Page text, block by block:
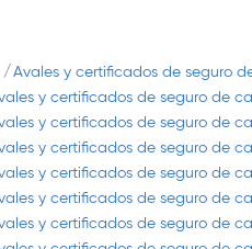
Avales y certificados de seguro
y certificados de seguro de
y certificados de seguro de
y certificados de seguro de
y certificados de seguro de
y certificados de seguro de
y certificados de seguro de